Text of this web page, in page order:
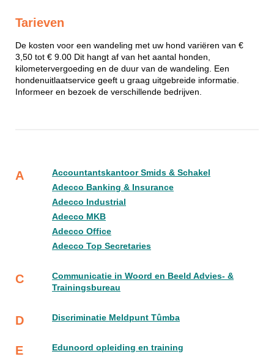
Tarieven
De kosten voor een wandeling met uw hond variëren van €
3,50 tot € 9.00 Dit hangt af van het aantal honden,
kilometervergoeding en de duur van de wandeling. Een
hondenuitlaatservice geeft u graag uitgebreide informatie.
Informeer en bezoek de verschillende bedrijven.
A
Accountantskantoor Smids & Schakel
Adecco Banking & Insurance
Adecco Industrial
Adecco MKB
Adecco Office
Adecco Top Secretaries
C
Communicatie in Woord en Beeld Advies- &
Trainingsbureau
D Discriminatie Meldpunt Tûmba
E Edunoord opleiding en training